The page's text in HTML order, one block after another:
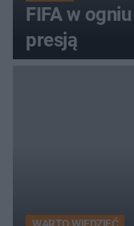
FIFA w
presją
WARTO WIEDZIEĆ